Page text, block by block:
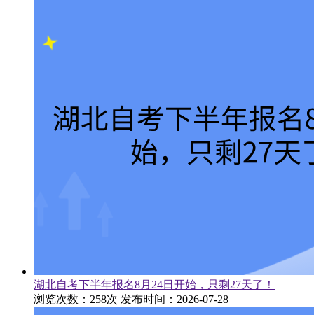
湖北自考下半年报名8月24日开始，只剩27天了！
浏览次数：258次 发布时间：2026-07-28